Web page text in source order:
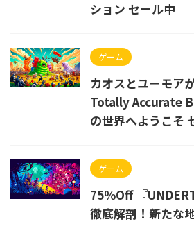
ション セール中
ゲーム
カオスとユーモア
Totally Accurate
の世界へようこそ
ゲーム
75％Off 『
徹底解剖！新たな